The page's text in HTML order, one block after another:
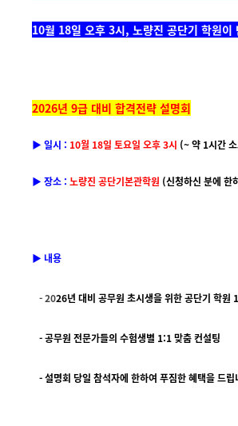
10월 18일 오후 3시, 노량진 공단기 학원이
2026년 9급 대비 합격전략 설명회
▶ 일시 : 10월 18일 토요일 오후 3시 (~ 약 1시간
▶ 장소 : 노량진 공단기본관학원 (신청하신 분에 한
▶ 내용
- 2026년 대비 공무원 초시생을 위한 공단기 학원
- 공무원 전문가들의 수험생별 1:1 맞춤 컨설팅
- 설명회 당일 참석자에 한하여 푸짐한 혜택을 드